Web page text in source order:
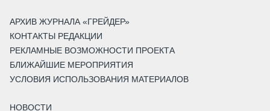
АРХИВ ЖУРНАЛА «ГРЕЙДЕР»
КОНТАКТЫ РЕДАКЦИИ
РЕКЛАМНЫЕ ВОЗМОЖНОСТИ ПРОЕКТА
БЛИЖАЙШИЕ МЕРОПРИЯТИЯ
УСЛОВИЯ ИСПОЛЬЗОВАНИЯ МАТЕРИАЛОВ
НОВОСТИ